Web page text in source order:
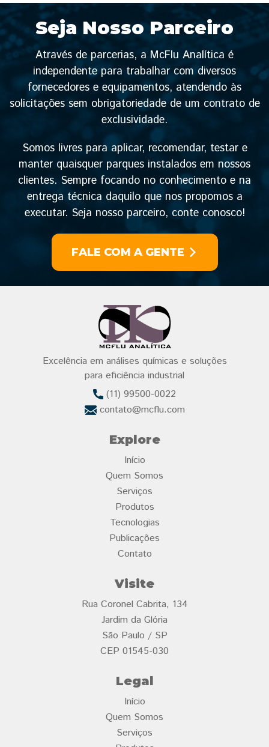
Seja Nosso Parceiro
Através de parcerias, a McFlu Analítica é
independente para trabalhar com diversos
fornecedores e equipamentos, atendendo às
solicitações sem obrigatoriedade de um contrato de
exclusividade.
Somos livres para aplicar, recomendar, testar e
manter quaisquer parques instalados em nossos
clientes. Sempre focando no conhecimento e na
entrega técnica daquilo que nos propomos a
executar. Seja nosso parceiro, conte conosco!
FALE COM A GENTE
Excelência em análises químicas e soluções
para eficiência industrial
(11) 99500-0022
contato@mcflu.com
Explore
Início
Quem Somos
Serviços
Produtos
Tecnologias
Publicações
Contato
Visite
Rua Coronel Cabrita, 134
Jardim da Glória
São Paulo / SP
CEP 01545-030
Legal
Início
Quem Somos
Serviços